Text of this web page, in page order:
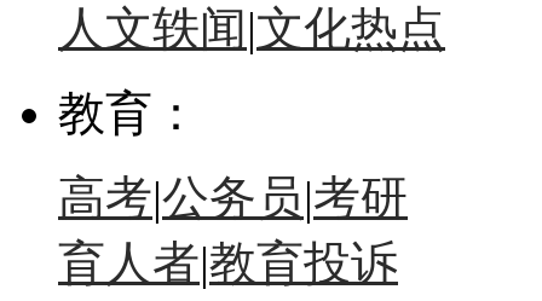
人文轶闻|文化热点
教育：
高考|公务员|考研
育人者|教育投诉